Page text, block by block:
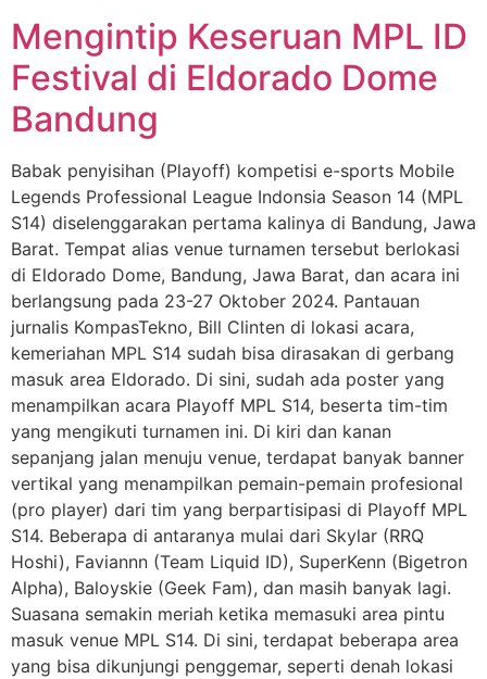
Mengintip Keseruan MPL ID
Festival di Eldorado Dome
Bandung
Babak penyisihan (Playoff) kompetisi e-sports Mobile
Legends Professional League Indonsia Season 14 (MPL
S14) diselenggarakan pertama kalinya di Bandung, Jawa
Barat. Tempat alias venue turnamen tersebut berlokasi
di Eldorado Dome, Bandung, Jawa Barat, dan acara ini
berlangsung pada 23-27 Oktober 2024. Pantauan
jurnalis KompasTekno, Bill Clinten di lokasi acara,
kemeriahan MPL S14 sudah bisa dirasakan di gerbang
masuk area Eldorado. Di sini, sudah ada poster yang
menampilkan acara Playoff MPL S14, beserta tim-tim
yang mengikuti turnamen ini. Di kiri dan kanan
sepanjang jalan menuju venue, terdapat banyak banner
vertikal yang menampilkan pemain-pemain profesional
(pro player) dari tim yang berpartisipasi di Playoff MPL
S14. Beberapa di antaranya mulai dari Skylar (RRQ
Hoshi), Faviannn (Team Liquid ID), SuperKenn (Bigetron
Alpha), Baloyskie (Geek Fam), dan masih banyak lagi.
Suasana semakin meriah ketika memasuki area pintu
masuk venue MPL S14. Di sini, terdapat beberapa area
yang bisa dikunjungi penggemar, seperti denah lokasi